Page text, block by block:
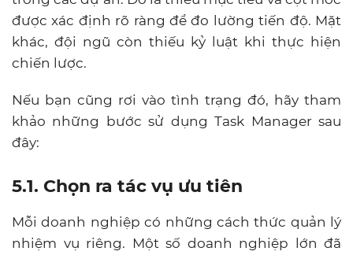
được xác định rõ ràng để đo lường tiến độ. Mặt
khác, đội ngũ còn thiếu kỷ luật khi thực hiện
chiến lược.
Nếu bạn cũng rơi vào tình trạng đó, hãy tham
khảo những bước sử dụng Task Manager sau
đây:
5.1. Chọn ra tác vụ ưu tiên
Mỗi doanh nghiệp có những cách thức quản lý
nhiệm vụ riêng. Một số doanh nghiệp lớn đã